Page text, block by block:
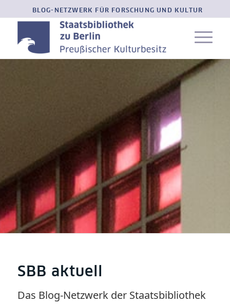
BLOG-NETZWERK FÜR FORSCHUNG UND KULTUR
SBB aktuell
Das Blog-Netzwerk der Staatsbibliothek